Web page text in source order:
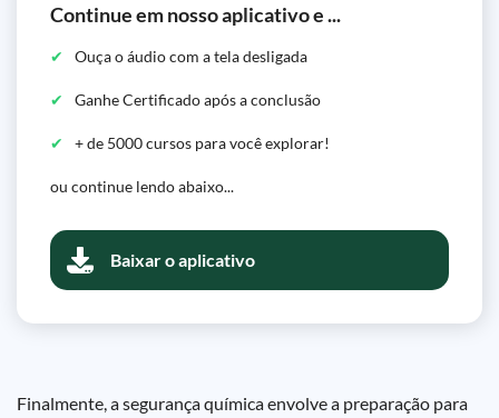
Continue em nosso aplicativo e ...
Ouça o áudio com a tela desligada
Ganhe Certificado após a conclusão
+ de 5000 cursos para você explorar!
ou continue lendo abaixo...
Baixar o aplicativo
Finalmente, a segurança química envolve a preparação para